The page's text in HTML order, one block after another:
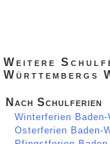
Weitere
Württembergs
Nach Schulferien
Winterferien
Osterferien Baden-